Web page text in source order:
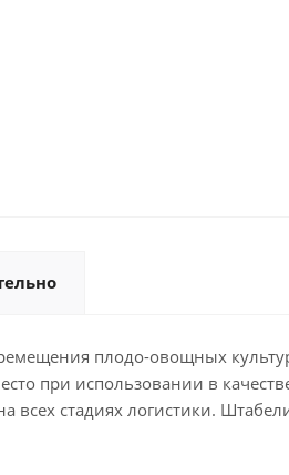
плодо-овощных
при использовании в
стадиях логистики.